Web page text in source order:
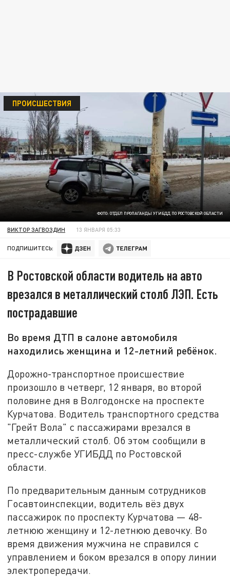
ФОТО: ОТДЕЛ ПРОПАГАНДЫ УГИБДД ПО РОСТОВСКОЙ ОБЛАСТИ
ПРОИСШЕСТВИЯ
ВИКТОР ЗАГВОЗДИН 13 ЯНВАРЯ 05:33
ПОДПИШИТЕСЬ:
В Ростовской области водитель на авто
врезался в металлический столб ЛЭП. Есть
пострадавшие
Во время ДТП в салоне автомобиля
находились женщина и 12-летний ребёнок.
Дорожно-транспортное происшествие
произошло в четверг, 12 января, во второй
половине дня в Волгодонске на проспекте
Курчатова. Водитель транспортного средства
"Грейт Вола" с пассажирами врезался в
металлический столб. Об этом сообщили в
пресс-службе УГИБДД по Ростовской
области.
По предварительным данным сотрудников
Госавтоинспекции, водитель вёз двух
пассажирок по проспекту Курчатова — 48-
летнюю женщину и 12-летнюю девочку. Во
время движения мужчина не справился с
управлением и боком врезался в опору линии
электропередачи.